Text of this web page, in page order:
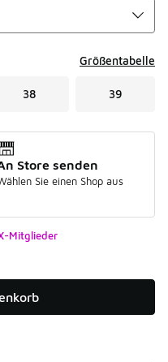
Größentabelle
38 39
Store senden
Sie einen Shop aus
Mitglieder